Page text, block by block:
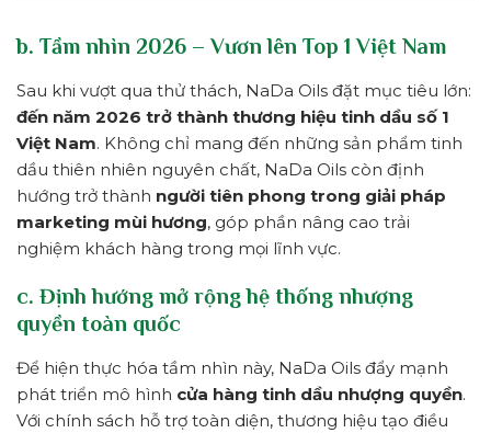
b. Tầm nhìn 2026 – Vươn lên Top 1 Việt Nam
Sau khi vượt qua thử thách, NaDa Oils đặt mục tiêu lớn:
đến năm 2026 trở thành thương hiệu tinh dầu số 1
Việt Nam. Không chỉ mang đến những sản phẩm tinh
dầu thiên nhiên nguyên chất, NaDa Oils còn định
hướng trở thành người tiên phong trong giải pháp
marketing mùi hương, góp phần nâng cao trải
nghiệm khách hàng trong mọi lĩnh vực.
c. Định hướng mở rộng hệ thống nhượng
quyền toàn quốc
Để hiện thực hóa tầm nhìn này, NaDa Oils đẩy mạnh
phát triển mô hình cửa hàng tinh dầu nhượng quyền.
Với chính sách hỗ trợ toàn diện, thương hiệu tạo điều